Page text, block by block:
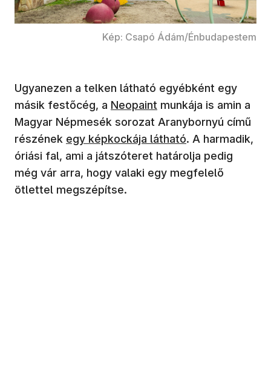
Kép: Csapó Ádám/Énbudapestem
Ugyanezen a telken látható egyébként egy
másik festőcég, a Neopaint munkája is amin a
Magyar Népmesék sorozat Aranybornyú című
részének egy képkockája látható. A harmadik,
óriási fal, ami a játszóteret határolja pedig
még vár arra, hogy valaki egy megfelelő
ötlettel megszépítse.